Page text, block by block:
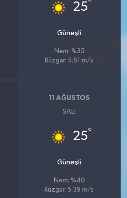
25°
Güneşli
Nem: %35
Rüzgar: 5.61 m/s
11 AĞUSTOS
SALI
25°
Güneşli
Nem: %40
Rüzgar: 5.39 m/s